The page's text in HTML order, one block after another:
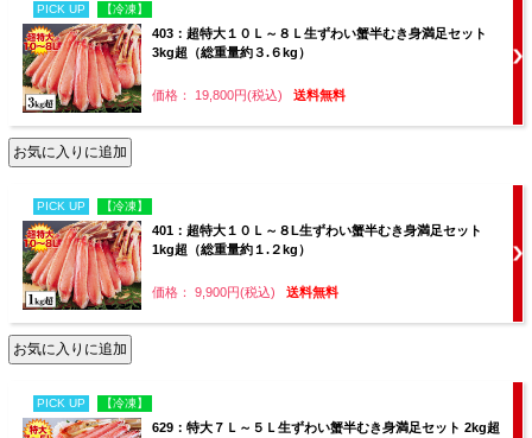
PICK UP 【冷凍】
403：超特大１０Ｌ～８Ｌ生ずわい蟹半むき身満足セット
3kg超（総重量約３.６kg）
価格： 19,800円(税込) 送料無料
PICK UP 【冷凍】
401：超特大１０Ｌ～８L生ずわい蟹半むき身満足セット
1kg超（総重量約１.２kg）
価格： 9,900円(税込) 送料無料
PICK UP 【冷凍】
629：特大７Ｌ～５Ｌ生ずわい蟹半むき身満足セット 2kg超